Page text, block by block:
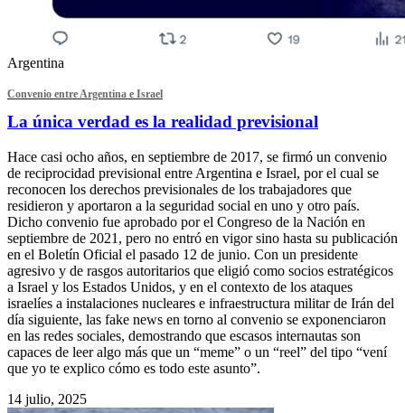
Argentina
Convenio entre Argentina e Israel
La única verdad es la realidad previsional
Hace casi ocho años, en septiembre de 2017, se firmó un convenio
de reciprocidad previsional entre Argentina e Israel, por el cual se
reconocen los derechos previsionales de los trabajadores que
residieron y aportaron a la seguridad social en uno y otro país.
Dicho convenio fue aprobado por el Congreso de la Nación en
septiembre de 2021, pero no entró en vigor sino hasta su publicación
en el Boletín Oficial el pasado 12 de junio. Con un presidente
agresivo y de rasgos autoritarios que eligió como socios estratégicos
a Israel y los Estados Unidos, y en el contexto de los ataques
israelíes a instalaciones nucleares e infraestructura militar de Irán del
día siguiente, las fake news en torno al convenio se exponenciaron
en las redes sociales, demostrando que escasos internautas son
capaces de leer algo más que un “meme” o un “reel” del tipo “vení
que yo te explico cómo es todo este asunto”.
14 julio, 2025